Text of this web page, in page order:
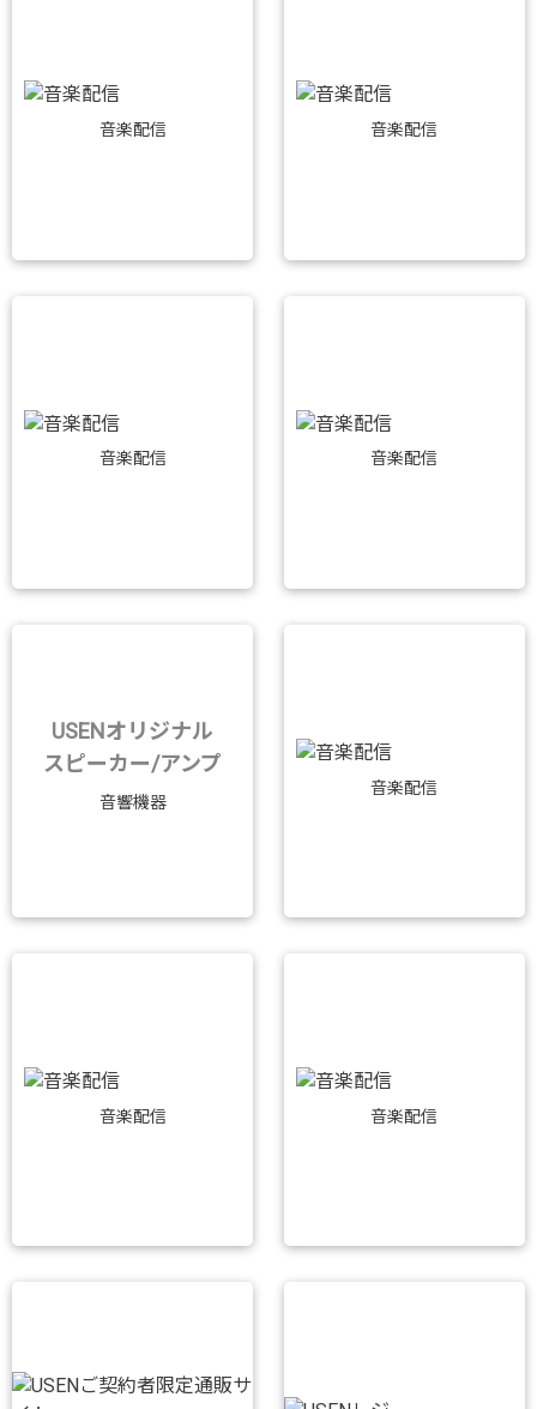
音楽配信 音楽配信
音楽配信 音楽配信
USENオリジナル
スピーカー/アンプ
音響機器
音楽配信
音楽配信 音楽配信